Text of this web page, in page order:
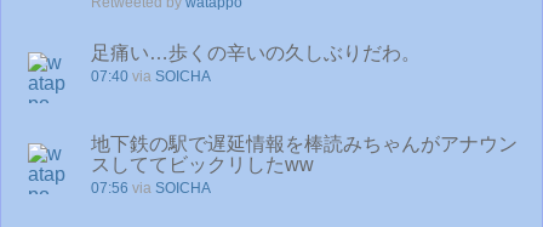
足痛い…歩くの辛いの久しぶりだわ。
07:40 via SOICHA
地下鉄の駅で遅延情報を棒読みちゃんがアナウン
スしててビックリしたww
07:56 via SOICHA